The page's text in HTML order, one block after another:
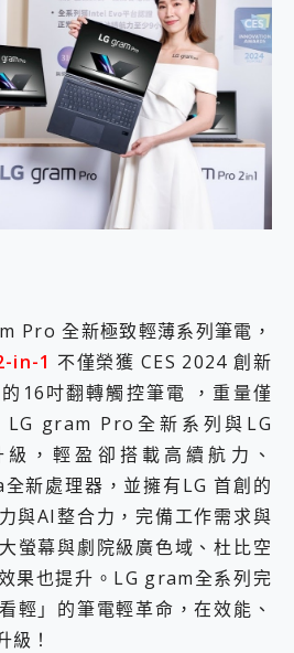
美到讓人超想擁有 moto pad 60 系列 與 Moto | Swarovski razr 60 冰藍限定版本 開箱 評測
外型超吸晴~ 給您絕佳操控體驗 GravaStar Mercury K1 系列 異星機械鍵盤與 Mercury X 系列 輕量無線電競滑鼠 開箱 評測
開箱~變身「蜘蛛人」椅子軍師！MSI MPG 491CQP QD-OLED 超寬曲面電競螢幕，多工辦公、爽度滿滿的終極桌面體驗
DJI Osmo Pocket 3 爽爽帶回家 歡慶 EaseUS 21 週年到來，「Slogan 海報徵稿活動」好康大放送
COMPUTEX 2025 來囉！AGI亞奇雷 AI・Gaming・創作儲存方案登場，趕快來AGI亞奇雷挑戰任務抽 PS5！
飛利浦 JS7310 ⚡【電急便｜行動儲能救車電源】 可靠的旅行夥伴！帶給您優異的安全性與強大供電效能
是螢幕也是電視! 一機超多用途「MSI微星 Modern MD272UPSW 27型」 4K IPS 輕薄商用智慧聯網螢幕 開箱 評測
您的專屬AI 助手 Yoga Slim 7 Aura Edition 觸控AI筆電 開箱 評測
realme 14 Pro 超硬軍規、冰感變色實測，realme 14 5G 遊戲戰鬥值爆表，效能x娛樂全都要！
iPhone、Apple Watch、AirPods耳機 三個設備充電一起搞定 ONPRO MagReact™ M3 3 in 1可攜摺疊無線充電器 開箱 評測
動靜皆宜「HUAWEI FreeArc」開放式耳掛耳機，無感配戴! 超穩超服貼，音質、通話也很優質
好玩好拍 vivo V50 ~ 口袋裡的 Zeiss 潮流攝影棚!
25種洗烘模式一機搞定! Roborock 衣莉莎白 H1 Neo分子篩洗脫烘 AI 滾筒洗衣機
給 MSI Claw 系列電競掌機 最完美的家 MSI Nest Docking Station 掌機專屬擴充底座 開箱 評測
B&O 精品級音響! Home+ 中嘉寬頻 SoundBox 劇院串流盒 開箱 評測
2億 APO蔡司長焦神機降臨~ vivo X200 Pro、vivo X200 就是這麼好拍
Pro 全新極致輕薄系列筆電，
in-1 不僅榮獲 CES 2024 創新
16吋翻轉觸控筆電 ，重量僅
LG gram Pro全新系列與LG
，輕盈卻搭載高續航力、
處理器，並擁有LG 首創的
與AI整合力，完備工作需求與
螢幕與劇院級廣色域、杜比空
果也提升。LG gram全系列完
輕」的筆電輕革命，在效能、
級！